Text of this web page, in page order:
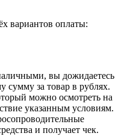
вариантов оплаты:
вы дожидаетесь
сумму за товар в рублях.
можно осмотреть на
указанным условиям.
и получает чек.